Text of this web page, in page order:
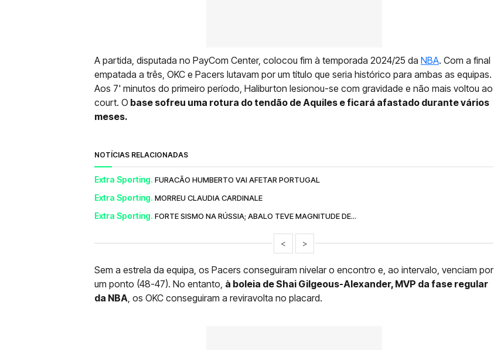
A partida, disputada no PayCom Center, colocou fim à temporada 2024/25 da NBA. Com a final
empatada a três, OKC e Pacers lutavam por um título que seria histórico para ambas as equipas.
Aos 7' minutos do primeiro período, Haliburton lesionou-se com gravidade e não mais voltou ao
court. O base sofreu uma rotura do tendão de Aquiles e ficará afastado durante vários
meses.
NOTÍCIAS RELACIONADAS
Extra Sporting. FURACÃO HUMBERTO VAI AFETAR PORTUGAL
Extra Sporting. MORREU CLAUDIA CARDINALE
Extra Sporting. FORTE SISMO NA RÚSSIA; ABALO TEVE MAGNITUDE DE...
< >
Sem a estrela da equipa, os Pacers conseguiram nivelar o encontro e, ao intervalo, venciam por
um ponto (48-47). No entanto, à boleia de Shai Gilgeous-Alexander, MVP da fase regular
da NBA , os OKC conseguiram a reviravolta no placard.